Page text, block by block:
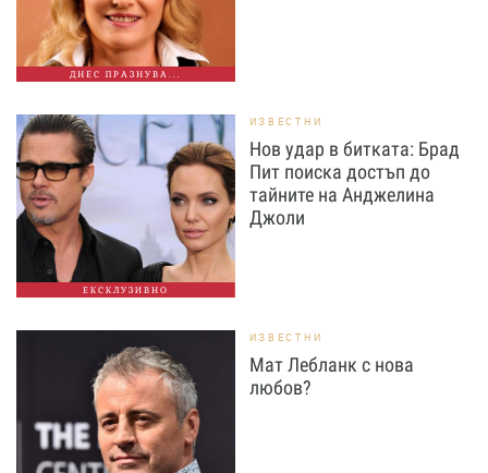
ДНЕС ПРАЗНУВА...
ЕКСКЛУЗИВНО
ИЗВЕСТНИ
Нов удар в битката: Брад
Пит поиска достъп до
тайните на Анджелина
Джоли
ИЗВЕСТНИ
Мат Лебланк с нова
любов?